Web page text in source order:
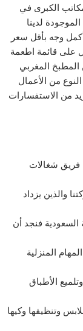
الكبرى في
لدينا
وجه بأقل سعر
على قائمة اطعمة
المغربي
من الأعمال
من الاستفسارات
فريق شغالات
والذين يزداد
السعودية فنجد أن
المنزلية
الأطباق
وتنظيفها وكيها